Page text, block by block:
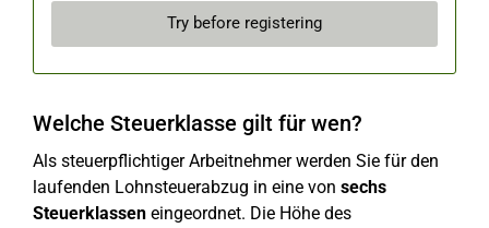
Try before registering
Welche Steuerklasse gilt für wen?
Als steuerpflichtiger Arbeitnehmer werden Sie für den
laufenden Lohnsteuerabzug in eine von sechs
Steuerklassen eingeordnet. Die Höhe des